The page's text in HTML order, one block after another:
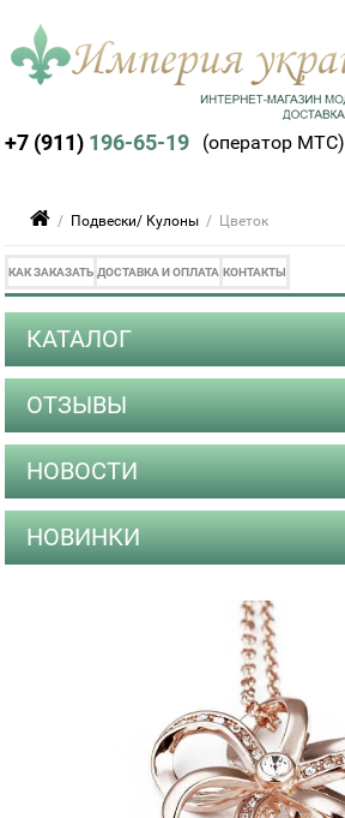
+7 (911) 196-65-19 (оператор МТС)
/ Подвески/ Кулоны / Цветок
КАК ЗАКАЗАТЬ ДОСТАВКА И ОПЛАТА КОНТАКТЫ
КАТАЛОГ
ОТЗЫВЫ
НОВОСТИ
НОВИНКИ